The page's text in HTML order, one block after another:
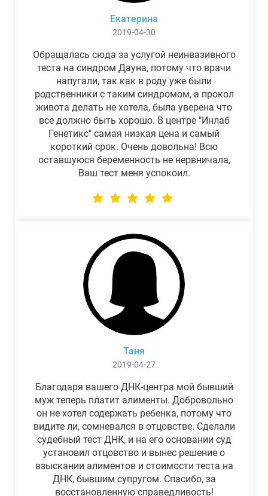
Екатерина
2019-04-30
Обращалась сюда за услугой неинвазивного
теста на синдром Дауна, потому что врачи
напугали, так как в роду уже были
родственники с таким синдромом, а прокол
живота делать не хотела, была уверена что
все должно быть хорошо. В центре "Инлаб
Генетикс" самая низкая цена и самый
короткий срок. Очень довольна! Всю
оставшуюся беременность не нервничала,
Ваш тест меня успокоил.
Таня
2019-04-27
Благодаря вашего ДНК-центра мой бывший
муж теперь платит алименты. Добровольно
он не хотел содержать ребенка, потому что
видите ли, сомневался в отцовстве. Сделали
судебный тест ДНК, и на его основании суд
установил отцовство и вынес решение о
взыскании алиментов и стоимости теста на
ДНК, бывшим супругом. Спасибо, за
восстановленную справедливость!